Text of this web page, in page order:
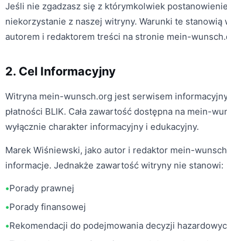
Jeśli nie zgadzasz się z którymkolwiek
niekorzystanie z naszej witryny. Warunki te
autorem i redaktorem treści na stronie mein-
2. Cel Informacyjny
Witryna mein-wunsch.org jest serwisem
płatności BLIK. Cała zawartość dostępna na mein-
wyłącznie charakter informacyjny i edukacyjny.
Marek Wiśniewski, jako autor i redaktor mein-
informacje. Jednakże zawartość witryny nie stanowi:
Porady prawnej
Porady finansowej
Rekomendacji do podejmowania decyzji